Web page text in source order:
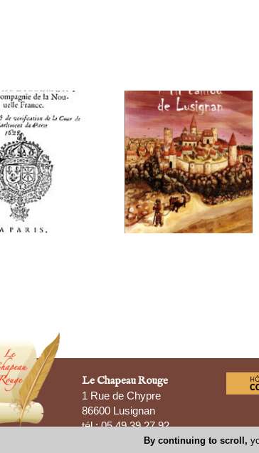
Le Chapeau Rouge
1 Rue de Chypre
86600 Lusignan
tél : 05 49 39 27 92
By continuing to scroll,